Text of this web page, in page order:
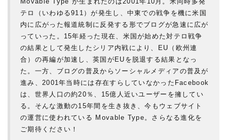
テロ（いわゆる911）が発生し、中東での戦争を機に米国
内に広がった報道統制に反発する形でブログが急速に広が
っていった。15年経った現在、米国が始めた対テロ戦争
の結果として発生したシリア内戦により、EU（欧州連
合）の再編が加速し、英国がEUを脱退する結果となっ
た。一方、ブログの普及からソーシャルメディアの普及が
進み、2001年当時には存在すらしていなかったFacebook
は、世界人口の約20％、15億人近いユーザーを擁してい
る。そんな激動の15年間を生き抜き、今もウェブサイト
の運営に使われている Movable Type。さらなる進化を
ご期待ください！